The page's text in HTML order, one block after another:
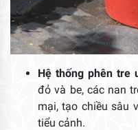
Hệ thống phên tre
đỏ và be, các nan
mại, tạo chiều sâu
tiểu cảnh.